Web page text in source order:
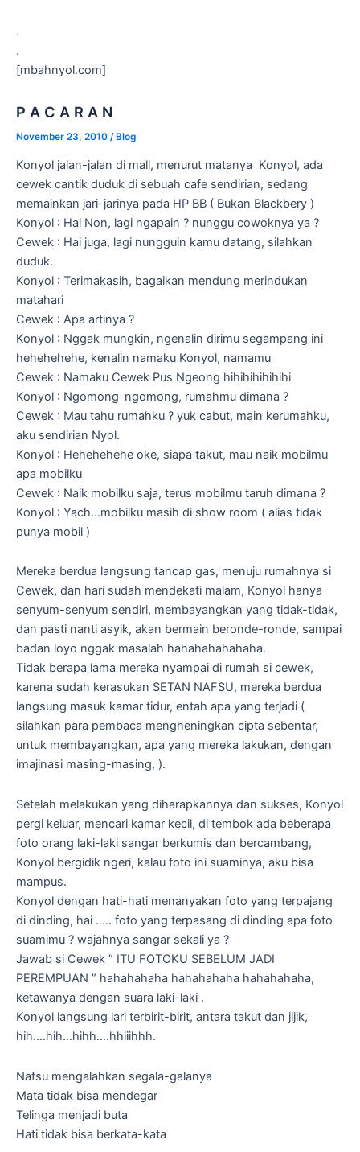
.
.
[mbahnyol.com]
P A C A R A N
November 23, 2010 /Blog
Konyol jalan-jalan di mall, menurut matanya Konyol, ada
cewek cantik duduk di sebuah cafe sendirian, sedang
memainkan jari-jarinya pada HP BB ( Bukan Blackbery )
Konyol : Hai Non, lagi ngapain ? nunggu cowoknya ya ?
Cewek : Hai juga, lagi nungguin kamu datang, silahkan
duduk.
Konyol : Terimakasih, bagaikan mendung merindukan
matahari
Cewek : Apa artinya ?
Konyol : Nggak mungkin, ngenalin dirimu segampang ini
hehehehehe, kenalin namaku Konyol, namamu
Cewek : Namaku Cewek Pus Ngeong hihihihihihihi
Konyol : Ngomong-ngomong, rumahmu dimana ?
Cewek : Mau tahu rumahku ? yuk cabut, main kerumahku,
aku sendirian Nyol.
Konyol : Hehehehehe oke, siapa takut, mau naik mobilmu
apa mobilku
Cewek : Naik mobilku saja, terus mobilmu taruh dimana ?
Konyol : Yach…mobilku masih di show room ( alias tidak
punya mobil )
Mereka berdua langsung tancap gas, menuju rumahnya si
Cewek, dan hari sudah mendekati malam, Konyol hanya
senyum-senyum sendiri, membayangkan yang tidak-tidak,
dan pasti nanti asyik, akan bermain beronde-ronde, sampai
badan loyo nggak masalah hahahahahahaha.
Tidak berapa lama mereka nyampai di rumah si cewek,
karena sudah kerasukan SETAN NAFSU, mereka berdua
langsung masuk kamar tidur, entah apa yang terjadi (
silahkan para pembaca mengheningkan cipta sebentar,
untuk membayangkan, apa yang mereka lakukan, dengan
imajinasi masing-masing, ).
Setelah melakukan yang diharapkannya dan sukses, Konyol
pergi keluar, mencari kamar kecil, di tembok ada beberapa
foto orang laki-laki sangar berkumis dan bercambang,
Konyol bergidik ngeri, kalau foto ini suaminya, aku bisa
mampus.
Konyol dengan hati-hati menanyakan foto yang terpajang
di dinding, hai ….. foto yang terpasang di dinding apa foto
suamimu ? wajahnya sangar sekali ya ?
Jawab si Cewek ” ITU FOTOKU SEBELUM JADI
PEREMPUAN ” hahahahaha hahahahaha hahahahaha,
ketawanya dengan suara laki-laki .
Konyol langsung lari terbirit-birit, antara takut dan jijik,
hih….hih…hihh….hhiiihhh.
Nafsu mengalahkan segala-galanya
Mata tidak bisa mendegar
Telinga menjadi buta
Hati tidak bisa berkata-kata